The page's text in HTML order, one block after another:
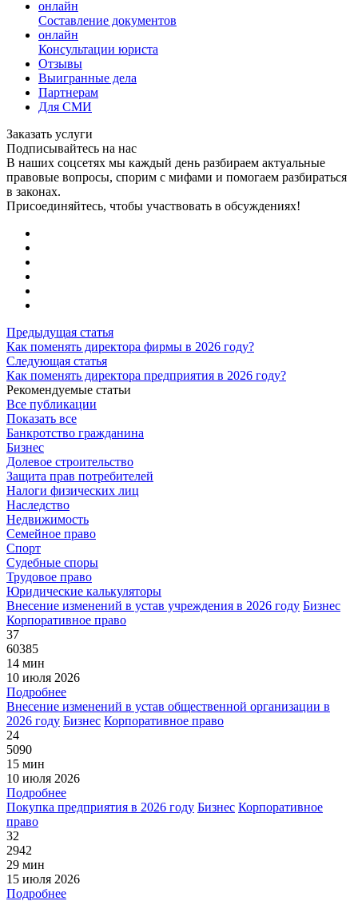
онлайн
Составление документов
онлайн
Консультации юриста
Отзывы
Выигранные дела
Партнерам
Для СМИ
Заказать услуги
Подписывайтесь на нас
В наших соцсетях мы каждый день разбираем актуальные
правовые вопросы, спорим с мифами и помогаем разбираться
в законах.
Присоединяйтесь, чтобы участвовать в обсуждениях!
Предыдущая статья
Как поменять директора фирмы в 2026 году?
Следующая статья
Как поменять директора предприятия в 2026 году?
Рекомендуемые статьи
Все публикации
Показать все
Банкротство гражданина
Бизнес
Долевое строительство
Защита прав потребителей
Налоги физических лиц
Наследство
Недвижимость
Семейное право
Спорт
Судебные споры
Трудовое право
Юридические калькуляторы
Внесение изменений в устав учреждения в 2026 году Бизнес
Корпоративное право
37
60385
14 мин
10 июля 2026
Подробнее
Внесение изменений в устав общественной организации в
2026 году Бизнес Корпоративное право
24
5090
15 мин
10 июля 2026
Подробнее
Покупка предприятия в 2026 году Бизнес Корпоративное
право
32
2942
29 мин
15 июля 2026
Подробнее